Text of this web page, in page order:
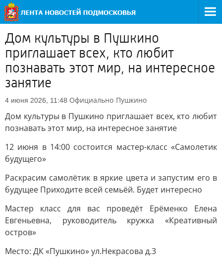
Дом культуры в Пушкино
приглашает всех, кто любит
познавать этот мир, на интересное
занятие
4 июня 2026, 11:48 Официально Пушкино
Дом культуры в Пушкино приглашает всех, кто любит
познавать этот мир, на интересное занятие
12 июня в 14:00 состоится мастер-класс «Самолетик
будущего»
Раскрасим самолётик в яркие цвета и запустим его в
будущее Приходите всей семьёй. Будет интересно
Мастер класс для вас проведёт Ерёменко Елена
Евгеньевна, руководитель кружка «Креативный
остров»
Место: ДК «Пушкино» ул.Некрасова д.3